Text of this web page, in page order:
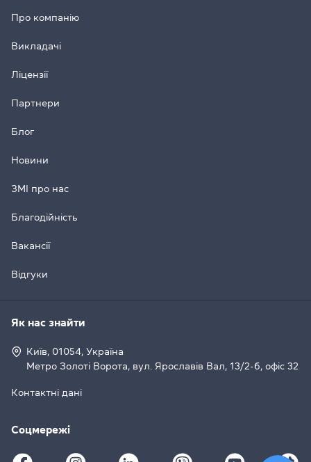
Про компанію
Викладачі
Ліцензії
Партнери
Блог
Новини
ЗМІ про нас
Благодійність
Вакансії
Відгуки
Як нас знайти
Київ, 01054, Україна
Метро Золоті Ворота, вул. Ярославів Вал, 13/2-б, офіс 32
Контактні дані
Соцмережі